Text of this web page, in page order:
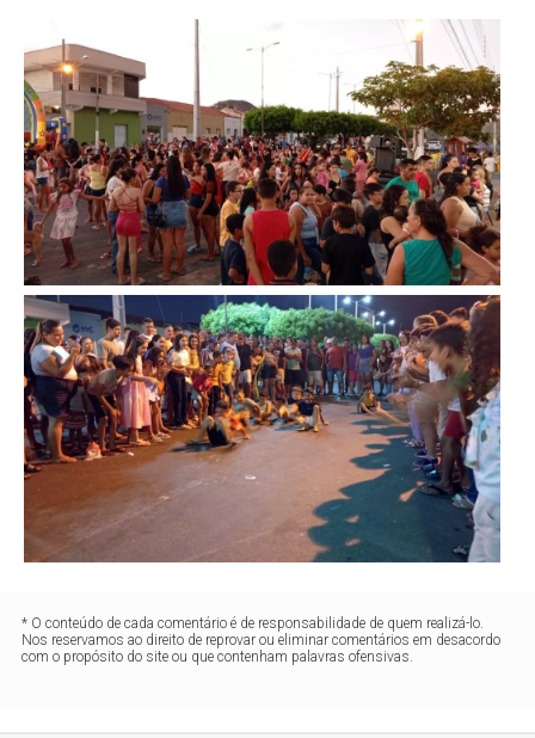
* O conteúdo de cada comentário é de responsabilidade de quem realizá-lo.
Nos reservamos ao direito de reprovar ou eliminar comentários em desacordo
com o propósito do site ou que contenham palavras ofensivas.